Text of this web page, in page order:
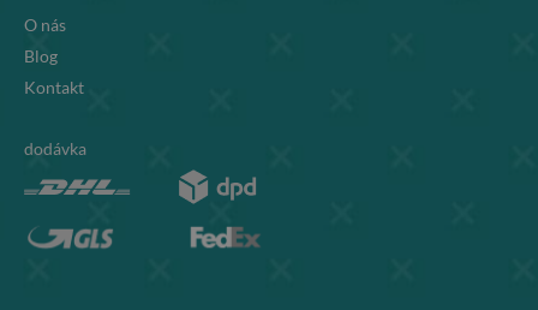
O nás
Blog
Kontakt
dodávka